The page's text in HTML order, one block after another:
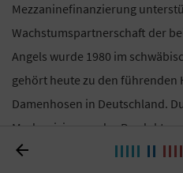
Mezzaninefinanzierung
Wachstumspartnerschaft der
Angels wurde 1980 im
gehört heute zu den führenden
Damenhosen in Deutschland.
Modernisierung des Produkts
Angels, innerhalb weniger
